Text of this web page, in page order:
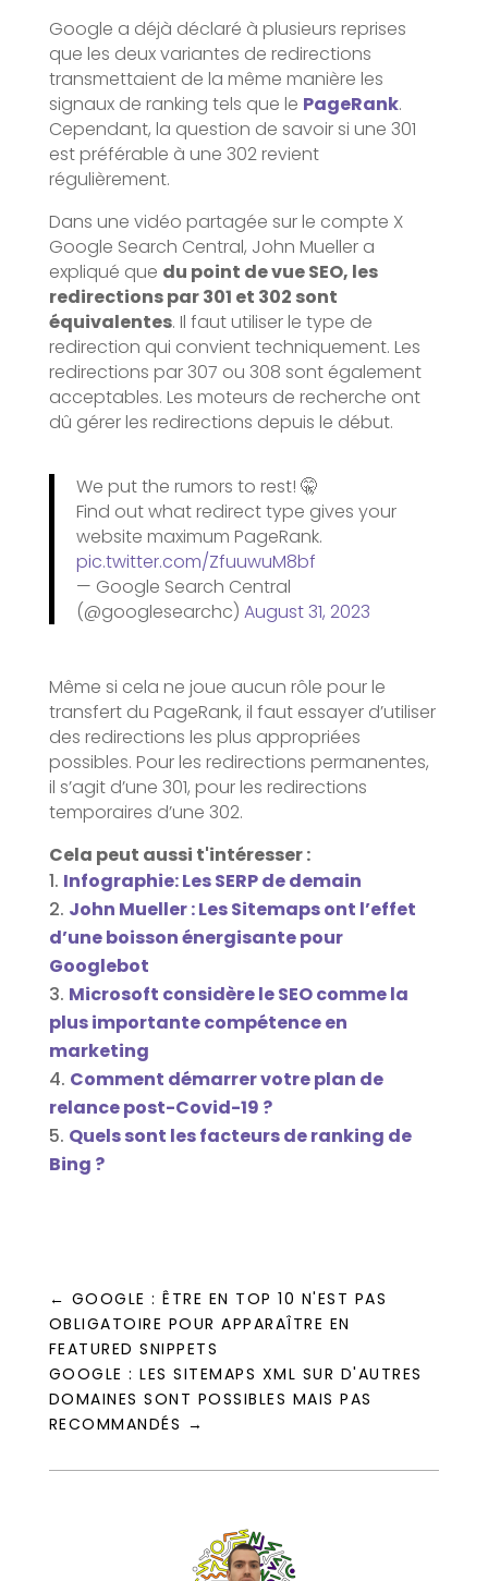
Google a déjà déclaré à plusieurs reprises
que les deux variantes de redirections
transmettaient de la même manière les
signaux de ranking tels que le PageRank.
Cependant, la question de savoir si une 301
est préférable à une 302 revient
régulièrement.
Dans une vidéo partagée sur le compte X
Google Search Central, John Mueller a
expliqué que du point de vue SEO, les
redirections par 301 et 302 sont
équivalentes. Il faut utiliser le type de
redirection qui convient techniquement. Les
redirections par 307 ou 308 sont également
acceptables. Les moteurs de recherche ont
dû gérer les redirections depuis le début.
We put the rumors to rest! 🤫
Find out what redirect type gives your
website maximum PageRank.
pic.twitter.com/ZfuuwuM8bf
— Google Search Central
(@googlesearchc) August 31, 2023
Même si cela ne joue aucun rôle pour le
transfert du PageRank, il faut essayer d’utiliser
des redirections les plus appropriées
possibles. Pour les redirections permanentes,
il s’agit d’une 301, pour les redirections
temporaires d’une 302.
Cela peut aussi t'intéresser :
Infographie: Les SERP de demain
John Mueller : Les Sitemaps ont l’effet
d’une boisson énergisante pour
Googlebot
Microsoft considère le SEO comme la
plus importante compétence en
marketing
Comment démarrer votre plan de
relance post-Covid-19 ?
Quels sont les facteurs de ranking de
Bing ?
← GOOGLE : ÊTRE EN TOP 10 N'EST PAS
OBLIGATOIRE POUR APPARAÎTRE EN
FEATURED SNIPPETS
GOOGLE : LES SITEMAPS XML SUR D'AUTRES
DOMAINES SONT POSSIBLES MAIS PAS
RECOMMANDÉS →